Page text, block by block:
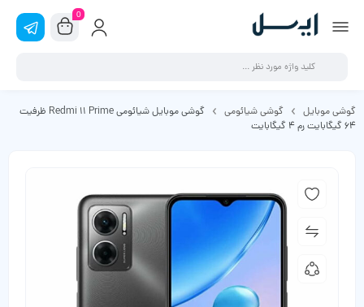
0
گوشی موبایل گوشی شیائومی
گوشی موبایل شیائومی Redmi 11 Prime ظرفیت
64 گیگابایت رم 4 گیگابایت